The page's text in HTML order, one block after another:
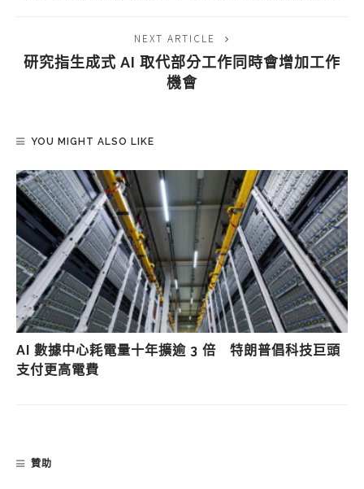
NEXT ARTICLE
研究指生成式 AI 取代部分工作同時會增加工作
機會
YOU MIGHT ALSO LIKE
AI 數據中心耗電量十年擴逾 3 倍 特朗普倡科技巨頭
支付更高電費
贊助